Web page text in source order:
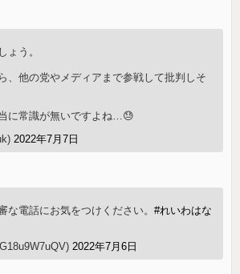
ょう。
、他の党やメディアまで参戦して批判しそ
に常識が無いですよね…😓
2022年7月7日
な電話にお気をつけください。#れいわはな
2022年7月6日